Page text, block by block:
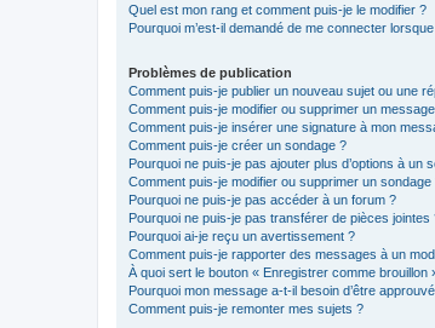
Quel est mon rang et comment puis-je le modifier ?
Pourquoi m’est-il demandé de me connecter
Problèmes de publication
Comment puis-je publier un nouveau sujet ou une
Comment puis-je modifier ou supprimer un
Comment puis-je insérer une signature à mon
Comment puis-je créer un sondage ?
Pourquoi ne puis-je pas ajouter plus d’options à un
Comment puis-je modifier ou supprimer un sondage
Pourquoi ne puis-je pas accéder à un forum ?
Pourquoi ne puis-je pas transférer de pièces jointes
Pourquoi ai-je reçu un avertissement ?
Comment puis-je rapporter des messages à un
À quoi sert le bouton « Enregistrer comme brouillon
Pourquoi mon message a-t-il besoin d’être
Comment puis-je remonter mes sujets ?